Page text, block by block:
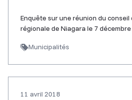
Enquête sur une réunion du
régionale de Niagara le 7
Municipalités
11 avril 2018